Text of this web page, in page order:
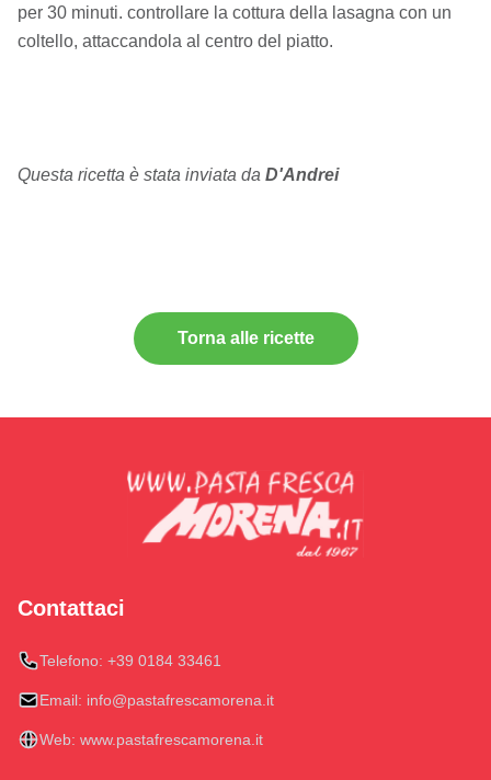
per 30 minuti. controllare la cottura della lasagna con un
coltello, attaccandola al centro del piatto.
Questa ricetta è stata inviata da D'Andrei
Torna alle ricette
Contattaci
Telefono: +39 0184 33461
Email: info@pastafrescamorena.it
Web: www.pastafrescamorena.it